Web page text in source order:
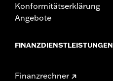
Konformitätserklärung
Angebote
FINANZDIENSTLEISTUNGEN
Finanzrechner